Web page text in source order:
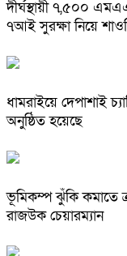
দীর্ঘস্থায়ী ৭,৫০০
৭আই সুরক্ষা নিয়ে
ধামরাইয়ে দেপাশাই
অনুষ্ঠিত হয়েছে
ভূমিকম্প ঝুঁকি কমাতে
রাজউক চেয়ারম্যান